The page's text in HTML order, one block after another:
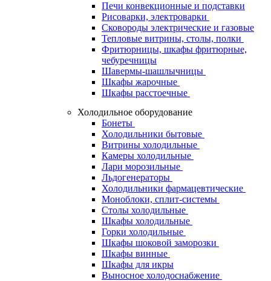
Печи конвекционные и подставки
Рисоварки, электроварки
Сковороды электрические и газовые
Тепловые витрины, столы, полки
Фритюрницы, шкафы фритюрные,
чебуречницы
Шавермы-шашлычницы
Шкафы жарочные
Шкафы расстоечные
Холодильное оборудование
Бонеты
Холодильники бытовые
Витрины холодильные
Камеры холодильные
Лари морозильные
Льдогенераторы
Холодильники фармацевтические
Моноблоки, сплит-системы
Столы холодильные
Шкафы холодильные
Горки холодильные
Шкафы шоковой заморозки
Шкафы винные
Шкафы для икры
Выносное холодоснабжение